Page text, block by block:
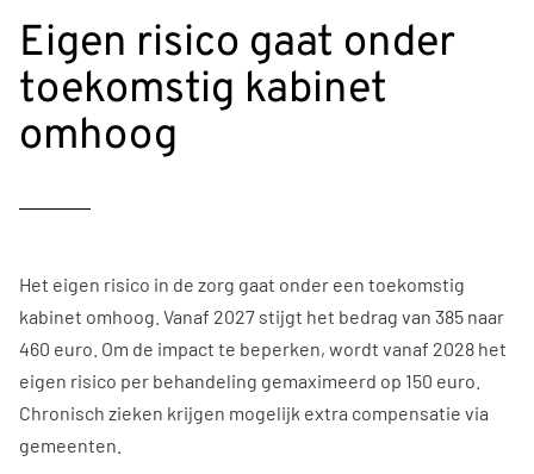
Eigen risico gaat onder
toekomstig kabinet
omhoog
Het eigen risico in de zorg gaat onder een toekomstig
kabinet omhoog. Vanaf 2027 stijgt het bedrag van 385 naar
460 euro. Om de impact te beperken, wordt vanaf 2028 het
eigen risico per behandeling gemaximeerd op 150 euro.
Chronisch zieken krijgen mogelijk extra compensatie via
gemeenten.